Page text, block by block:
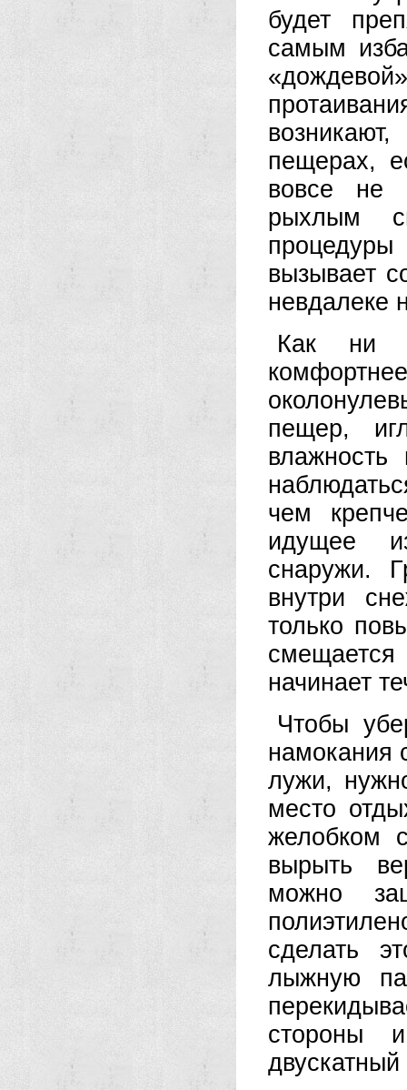
будет
самым
пещерах,
вовсе не
рыхлым
вызывает
невдалеке
Как ни
пещер,
влажность
чем
идущее
снаружи.
внутри
только
начинает
Чтобы
намокания
лужи,
место
желобком
вырыть
можно
сделать
лыжную
стороны